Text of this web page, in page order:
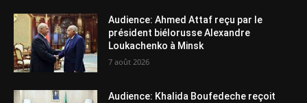
Audience: Ahmed Attaf reçu par le
président biélorusse Alexandre
Loukachenko à Minsk
7 août 2026
Audience: Khalida Boufedeche reçoit